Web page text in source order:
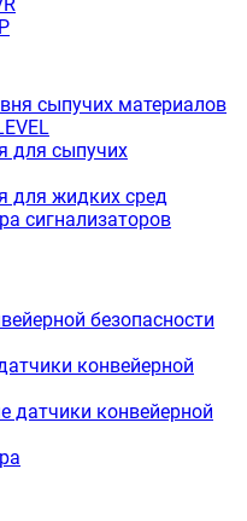
сыпучих материалов
для сыпучих
для жидких сред
сигнализаторов
безопасности
конвейерной
датчики конвейерной